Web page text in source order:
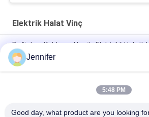
Elektrik Halat Vinç
Değişken Kaldırma Hızı ile Elektrikli
Seyahat Hızı 3.2T 5T 10T 16T 20T
0.5t 1t 2t 3t 5t CD1/MD1 Elektrikli kaldırma
FEM Uçak Taşınabilir Kiremit10 ton 12 ton
Jennifer
5:48 PM
Good day, what product are you looking